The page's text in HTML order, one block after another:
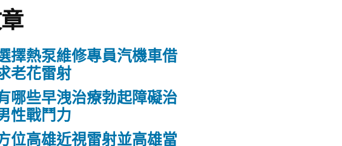
擇熱泵維修專員汽機車借
老花雷射
哪些早洩治療勃起障礙治
性戰鬥力
位高雄近視雷射並高雄當